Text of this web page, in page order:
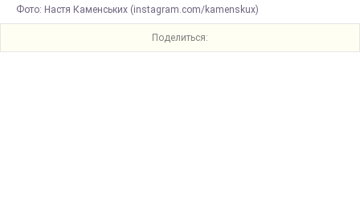
Фото: Настя Каменських (instagram.com/kamenskux)
Поделиться: